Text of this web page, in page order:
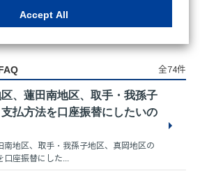
アクセス数順
全74件
区、蓮田南地区、取手・我孫子
払方法を口座振替にしたいの
南地区、取手・我孫子地区、真岡地区の
口座振替にした...
or rejection settings at any time by c
button on this banner or through y
For more information regarding the pr
link below.Cookies DetailsPrivacy Polic
Accept All